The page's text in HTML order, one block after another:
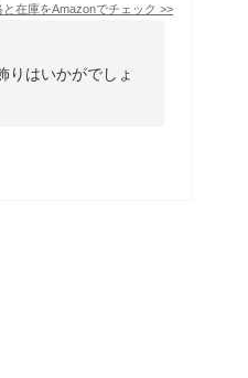
と在庫をAmazonでチェック >>
りはいかがでしょ